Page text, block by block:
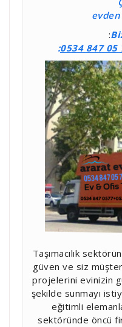
:
:0534 847 05
Taşımacılık
güven ve siz
projelerini evinizin
şekilde sunmayı
eğitimli
sektöründe öncü